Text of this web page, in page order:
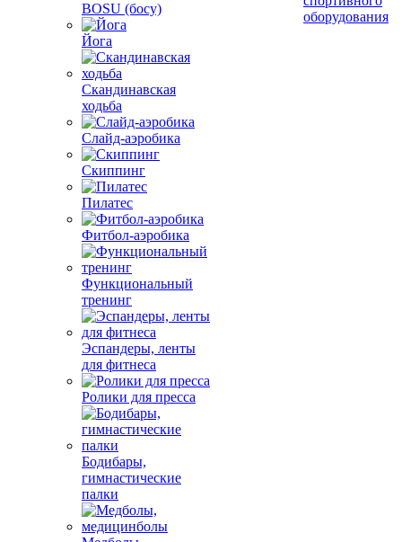
BOSU (босу)
Йога
Скандинавская
ходьба
Слайд-аэробика
Скиппинг
Пилатес
Фитбол-аэробика
Функциональный
тренинг
Эспандеры, ленты
для фитнеса
Ролики для пресса
Бодибары,
гимнастические
палки
оборудования